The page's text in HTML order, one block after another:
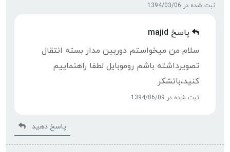
ثبت شده در 1394/03/06
پاسخ majid
سلام من میخواستم دوربین مدار بسته انتقال
تصویرداشته باشم روموبایل لطفا راهنماییم
کنید،باتشکر
ثبت شده در 1394/06/09
پاسخ دهید